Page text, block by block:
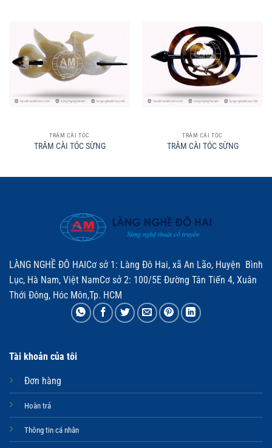
TRÂM CÀI TÓC
TRÂM CÀI TÓC SỪNG
TRÂM CÀI TÓC
TRÂM CÀI TÓC SỪNG
LÀNG NGHỀ ĐÔ HAICơ sở 1: Làng Đô Hai, xã An Lão, Huyện Bình
Lục, Hà Nam, Việt NamCơ sở 2: 100/5E Đường Tân Tiến 4, Xuân
Thới Đông, Hóc Môn,Tp. HCM
Tài khoản của tôi
Đơn hàng
Hoàn trả
Thông tin cá nhân